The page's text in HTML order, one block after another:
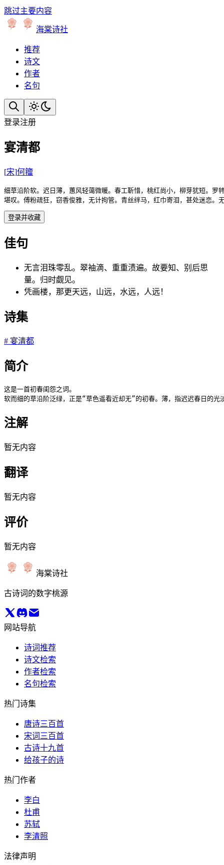
跳过主要内容
海棠诗社
推荐
诗文
作者
名句
登录注册
宴清都
[宋]何籀
细草沿阶软。迟日薄，蕙风轻蔼微暖。春工靳惜，桃红尚小，柳芽犹短。
堪叹。傅粉疏狂，窃香俊雅，无计拘管。青丝绊马，红巾寄泪，甚处迷恋
登录并收藏
佳句
无言泪珠零乱。翠袖滴、重重渍遍。故要知、别后思
量。归时觑见。
凭画楼，那更天远，山远，水远，人远！
诗集
# 宴清都
简介
这是一首初春闺怨之词。
软而细的草沿阶泛绿，正是“草色遥看近却无”的初春。薄，指迟迟春日的
注解
暂无内容
翻译
暂无内容
评价
暂无内容
海棠诗社
古诗词的数字桃源
网站导航
诗词推荐
诗文检索
作者检索
名句检索
热门诗集
唐诗三百首
宋词三百首
古诗十九首
给孩子的诗
热门作者
李白
杜甫
苏轼
李清照
法律声明